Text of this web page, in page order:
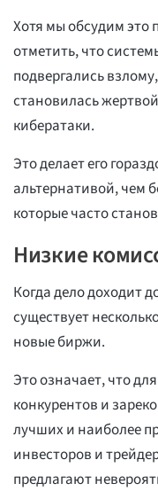
Хотя мы обсудим это
отметить, что
подвергались
становилась
кибератаки.
Это делает его
альтернативой, чем
которые часто
Низкие
Когда дело доходит
существует
новые биржи.
Это означает, что
конкурентов и
лучших и наиболее
инвесторов и
предлагают